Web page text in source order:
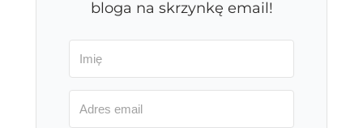
bloga na skrzynkę email!